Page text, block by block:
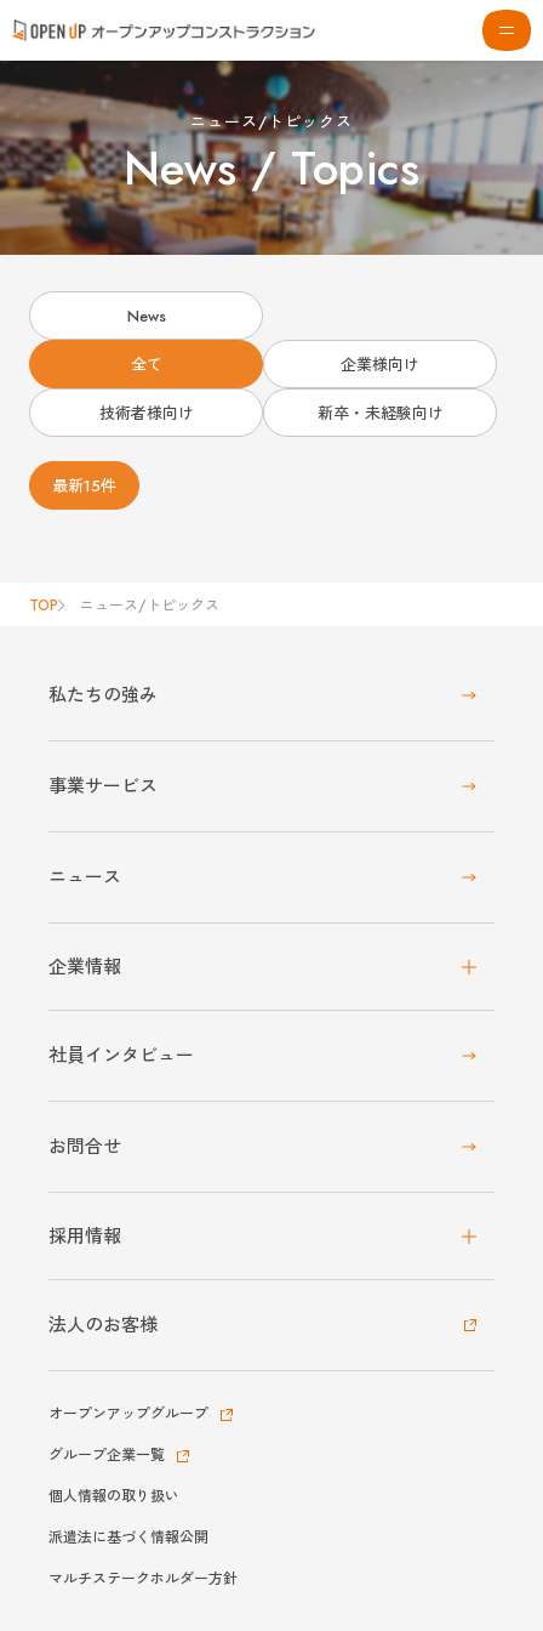
ニュース/トピックス
News / Topics
News
全て 企業様向け
技術者様向け 新卒・未経験向け
最新15件
TOP ニュース/トピックス
私たちの強み
事業サービス
ニュース
企業情報
社員インタビュー
お問合せ
採用情報
法人のお客様
オープンアップグループ
グループ企業一覧
個人情報の取り扱い
派遣法に基づく情報公開
マルチステークホルダー方針